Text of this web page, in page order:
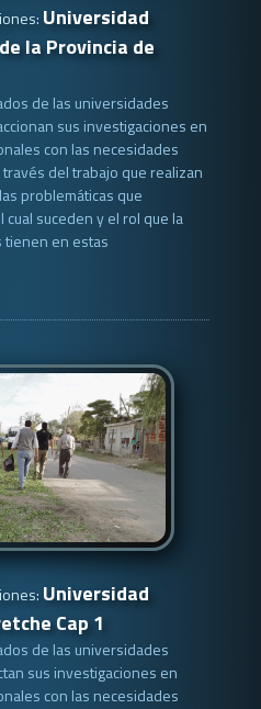
Universidad
la Provincia de
de las universidades
sus investigaciones en
con las necesidades
del trabajo que realizan
problemáticas que
suceden y el rol que la
tienen en estas
Universidad
Cap 1
de las universidades
sus investigaciones en
con las necesidades